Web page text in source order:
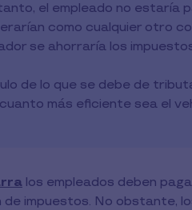
el empleado no
como cualquier otro
se ahorraría los
de lo que se debe de
más eficiente sea el
los empleados deben
de impuestos. No obstante,